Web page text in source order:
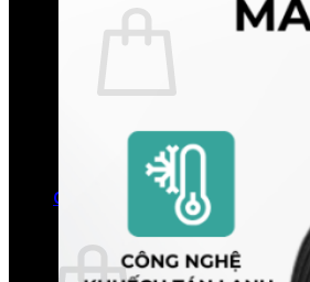
Quay trở lại cửa hàng
0
Giỏ hàng